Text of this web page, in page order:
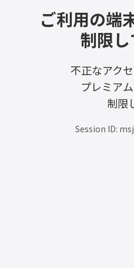
ご利用の端
制限し
不正なアク
プレミア
制限
Session ID: